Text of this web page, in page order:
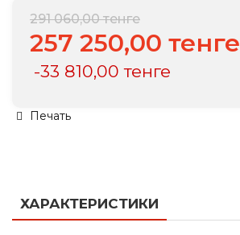
291 060,00 тенге
257 250,00 тенге
-33 810,00 тенге
Печать
ХАРАКТЕРИСТИКИ